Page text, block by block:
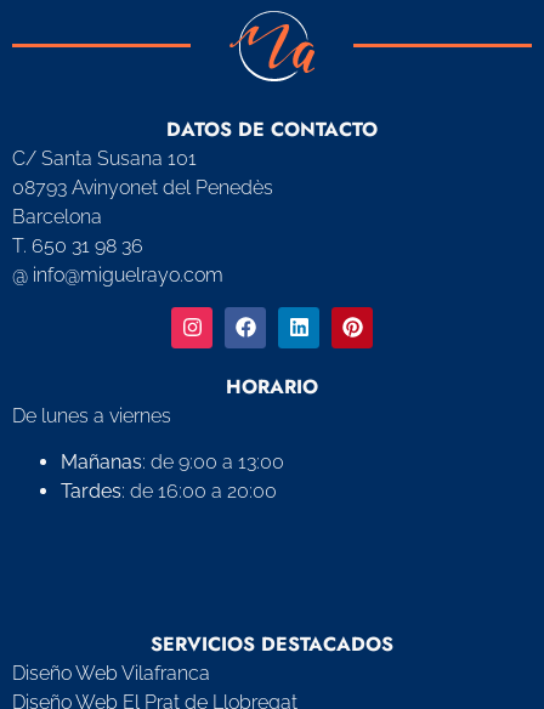
DATOS DE CONTACTO
C/ Santa Susana 101
08793 Avinyonet del Penedès
Barcelona
T. 650 31 98 36
@ info@miguelrayo.com
HORARIO
De lunes a viernes
Mañanas: de 9:00 a 13:00
Tardes: de 16:00 a 20:00
SERVICIOS DESTACADOS
Diseño Web Vilafranca
Diseño Web El Prat de Llobregat